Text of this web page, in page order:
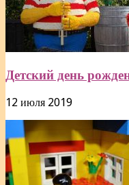
Детский день
12 июля 2019